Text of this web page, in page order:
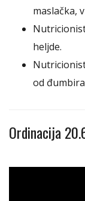
maslačka,
heljde.
od
Ordinacija